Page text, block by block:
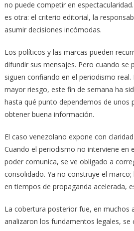
no puede competir en
es otra: el criterio editorial, la
asumir decisiones incómodas.
Los políticos y las marcas pueden
difundir sus mensajes. Pero cuando se
siguen confiando en el periodismo
mayor riesgo, este fin de semana ha
hasta qué punto dependemos de unos
obtener buena información.
El caso venezolano expone con
Cuando el periodismo no interviene en
poder comunica, se ve obligado a
consolidado. Ya no construye el
en tiempos de propaganda acelerada,
La cobertura posterior fue, en muchos
analizaron los fundamentos legales, se